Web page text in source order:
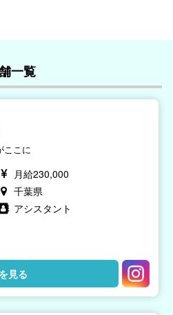
一覧
ここに
月給230,000
千葉県
アシスタント
見る